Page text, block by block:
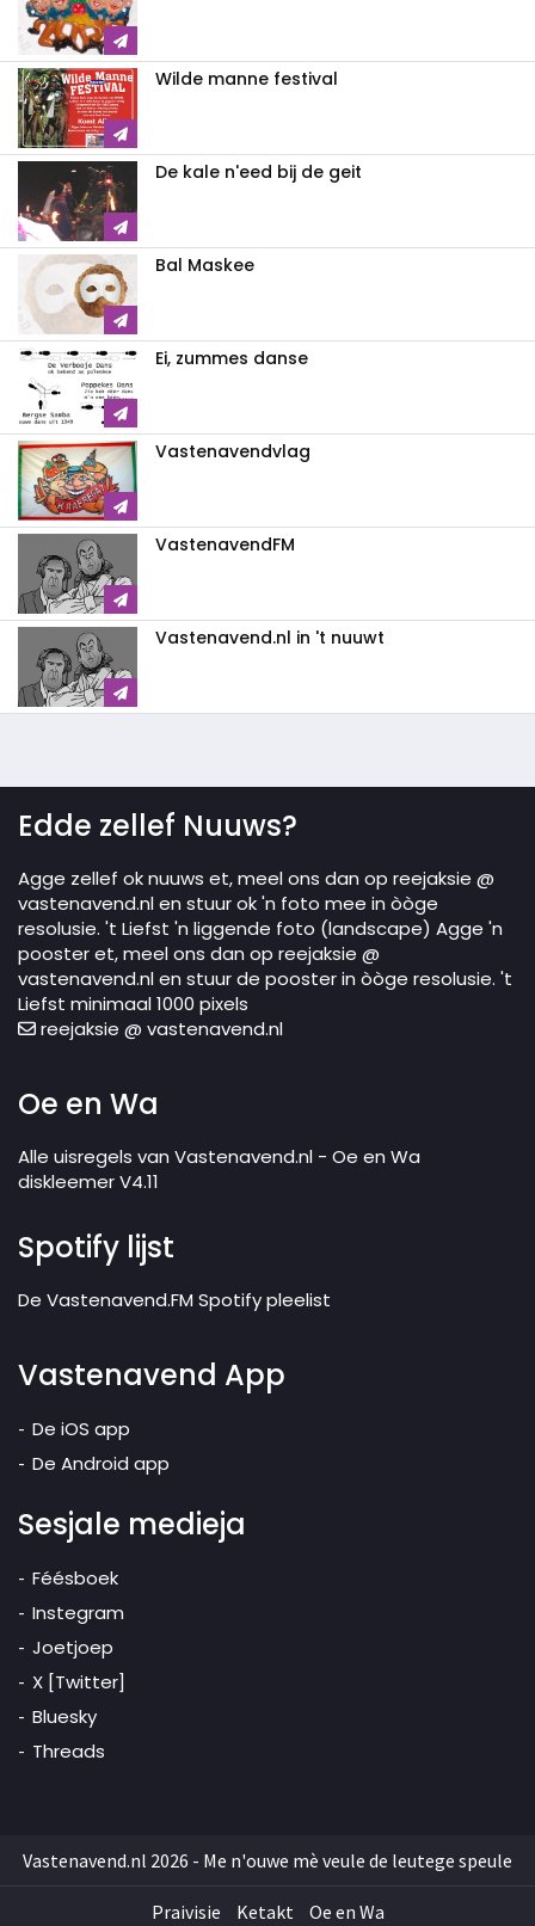
Wilde manne festival
De kale n'eed bij de geit
Bal Maskee
Ei, zummes danse
Vastenavendvlag
VastenavendFM
Vastenavend.nl in 't nuuwt
Edde zellef Nuuws?
Agge zellef ok nuuws et, meel ons dan op reejaksie @
vastenavend.nl en stuur ok 'n foto mee in òòge
resolusie. 't Liefst 'n liggende foto (landscape) Agge 'n
pooster et, meel ons dan op reejaksie @
vastenavend.nl en stuur de pooster in òòge resolusie. 't
Liefst minimaal 1000 pixels
reejaksie @ vastenavend.nl
Oe en Wa
Alle uisregels van Vastenavend.nl - Oe en Wa
diskleemer V4.11
Spotify lijst
De Vastenavend.FM Spotify pleelist
Vastenavend App
De iOS app
De Android app
Sesjale medieja
Féésboek
Instegram
Joetjoep
X [Twitter]
Bluesky
Threads
Vastenavend.nl 2026 - Me n'ouwe mè veule de leutege speule
Praivisie Ketakt Oe en Wa